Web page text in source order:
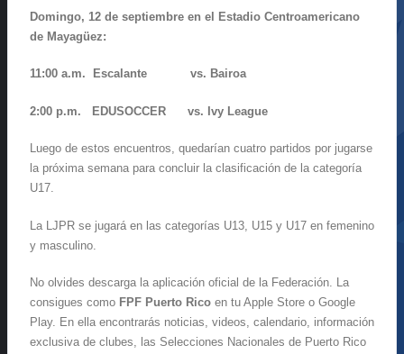
Domingo, 12 de septiembre en el Estadio Centroamericano
de Mayagüez:
11:00 a.m. Escalante vs. Bairoa
2:00 p.m. EDUSOCCER vs. Ivy League
Luego de estos encuentros, quedarían cuatro partidos por jugarse
la próxima semana para concluir la clasificación de la categoría
U17.
La LJPR se jugará en las categorías U13, U15 y U17 en femenino
y masculino.
No olvides descarga la aplicación oficial de la Federación. La
consigues como FPF Puerto Rico en tu Apple Store o Google
Play. En ella encontrarás noticias, videos, calendario, información
exclusiva de clubes, las Selecciones Nacionales de Puerto Rico